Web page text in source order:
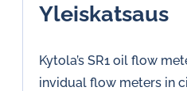
Yleiskatsaus
Kytola’s SR1 oil flow
invidual flow meters in